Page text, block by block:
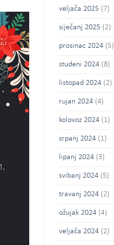
veljača 2025 (7)
siječanj 2025 (2)
prosinac 2024(5)
studeni 2024(8)
listopad 2024(2)
rujan 2024(4)
kolovoz 2024(1)
srpanj 2024(1)
lipanj 2024(3)
svibanj 2024(5)
travanj 2024(2)
ožujak 2024(4)
veljača 2024(2)